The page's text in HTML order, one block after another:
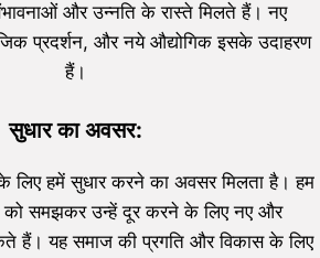
और उन्नति के रास्ते मिलते हैं। नए
प्रदर्शन, और नये औद्योगिक इसके उदाहरण
हैं।
सुधार का अवसर:
लिए हमें सुधार करने का अवसर मिलता है। हम
को समझकर उन्हें दूर करने के लिए नए और
हैं। यह समाज की प्रगति और विकास के लिए